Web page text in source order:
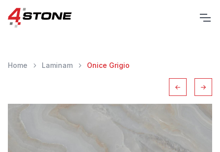
Home Laminam Onice Grigio